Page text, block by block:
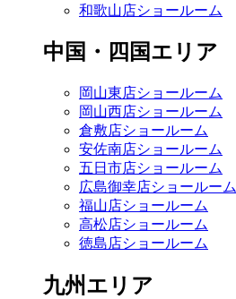
和歌山店ショールーム
中国・四国エリア
岡山東店ショールーム
岡山西店ショールーム
倉敷店ショールーム
安佐南店ショールーム
五日市店ショールーム
広島御幸店ショールーム
福山店ショールーム
高松店ショールーム
徳島店ショールーム
九州エリア